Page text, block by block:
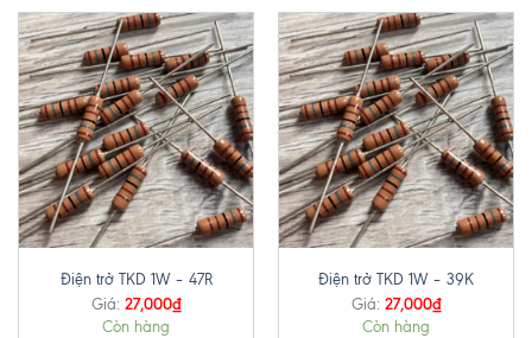
Điện trở TKD 1W – 47R
Giá: 27,000₫
Còn hàng
Điện trở TKD 1W – 39K
Giá: 27,000₫
Còn hàng